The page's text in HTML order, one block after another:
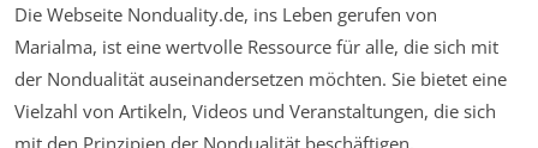
Die Webseite Nonduality.de, ins Leben gerufen von
Marialma, ist eine wertvolle Ressource für alle, die sich mit
der Nondualität auseinandersetzen möchten. Sie bietet eine
Vielzahl von Artikeln, Videos und Veranstaltungen, die sich
mit den Prinzipien der Nondualität beschäftigen.